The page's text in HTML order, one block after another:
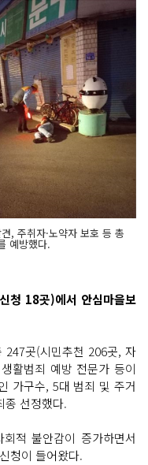
, 주취자·노약자 보호 등 총
예방했다.
청 18곳)에서 안심마을보
247곳(시민추천 206곳, 자
활범죄 예방 전문가 등이
가구수, 5대 범죄 및 주거
종 선정했다.
적 불안감이 증가하면서
청이 들어왔다.